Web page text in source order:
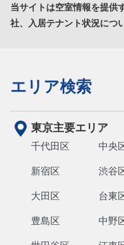
当サイトは空室情報を提供
社、入居テナント状況につ
エリア検索
東京主要エリア
千代田区 中央
新宿区 渋谷
大田区 台東
豊島区 中野